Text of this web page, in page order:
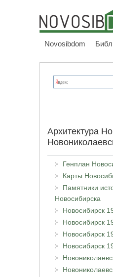
Novosibdom
Архитектура
Генплан
Карты
Памятники
Новосибирска
Новосибирск
Новосибирск
Новосибирск
Новосибирск